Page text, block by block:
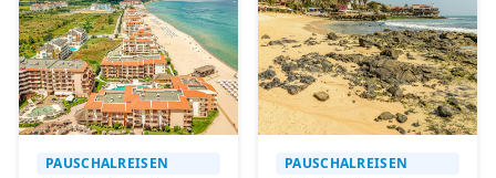
PAUSCHALREISEN PAUSCHALREISEN